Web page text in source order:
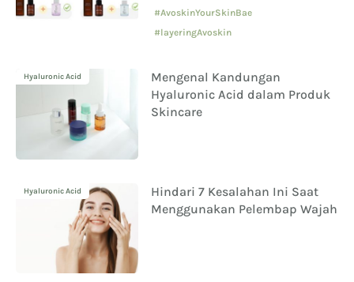
#AvoskinYourSkinBae
#layeringAvoskin
Hyaluronic Acid
Mengenal Kandungan
Hyaluronic Acid dalam Produk
Skincare
Hyaluronic Acid
Hindari 7 Kesalahan Ini Saat
Menggunakan Pelembap Wajah